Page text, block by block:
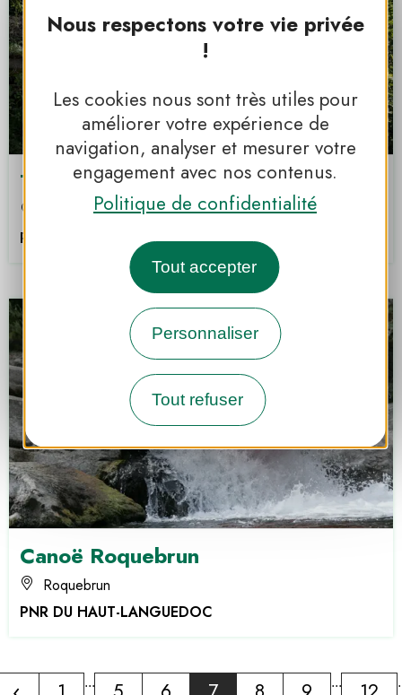
Nous respectons votre vie privée
!
Les cookies nous sont très utiles pour
améliorer votre expérience de
navigation, analyser et mesurer votre
engagement avec nos contenus.
Politique de confidentialité
Tout accepter
Personnaliser
Tout refuser
TERRA
PNR DU HAUT-LANGUEDOC
Canoë Roquebrun
Roquebrun
PNR DU HAUT-LANGUEDOC
... ...